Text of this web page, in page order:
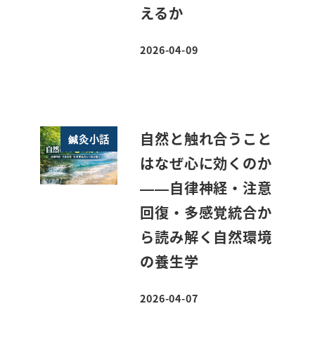
えるか
投稿日
2026-04-09
鍼灸小話
自然と触れ合うこと
はなぜ心に効くのか
——自律神経・注意
回復・多感覚統合か
ら読み解く自然環境
の養生学
投稿日
2026-04-07